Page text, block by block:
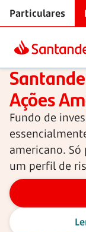
Particulares
Fundos de
Ações
Fundo de
americano. Só
um perfil de